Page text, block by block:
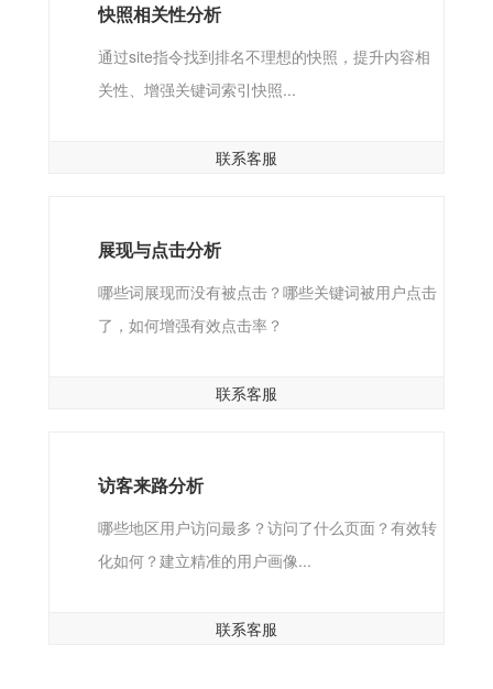
快照相关性分析
通过site指令找到排名不理想的快照，提升内容相
关性、增强关键词索引快照...
联系客服
展现与点击分析
哪些词展现而没有被点击？哪些关键词被用户点击
了，如何增强有效点击率？
联系客服
访客来路分析
哪些地区用户访问最多？访问了什么页面？有效转
化如何？建立精准的用户画像...
联系客服